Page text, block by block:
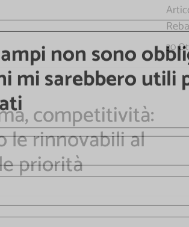
30
competitività:
le rinnovabili al
priorità
non sono
mi sarebbero utili